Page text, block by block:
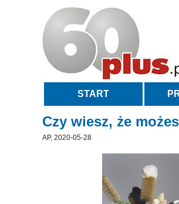
START
Czy wiesz, że
AP, 2020-05-28